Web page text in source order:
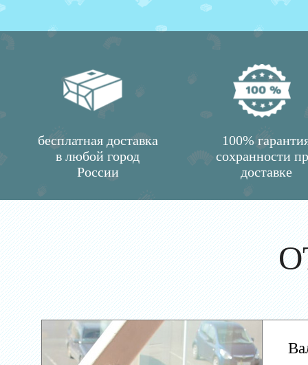
бесплатная доставка
в любой город
России
100%
сохранности
доставке